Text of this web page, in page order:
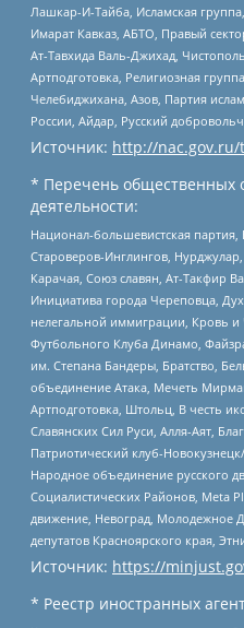
Лашкар-И-Тайба, Исламская
Имарат Кавказ, АБТО, Правый
Ат-Тавхида Валь-Джихад,
Артподготовка, Религиозная
Челебиджихана, Азов, Партия
России, Айдар, Русский
Источник: http://
* Перечень общественных
деятельности:
Национал-большевистская
Староверов-Инглингов,
Карачая, Союз славян, Ат-Такфир
Инициатива города Череповца,
нелегальной иммиграции, Кровь и
Футбольного Клуба Динамо,
им. Степана Бандеры, Братство,
объединение Атака, Мечеть
Артподготовка, Штольц, В честь
Славянских Сил Руси, Алля-Аят,
Патриотический клуб-
Народное объединение русского
Социалистических Районов, Meta
движение, Невоград, Молодежное
депутатов Красноярского края,
Источник: https://
* Реестр иностранных